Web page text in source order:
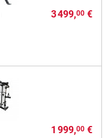
3 499,00€
1 999,00€